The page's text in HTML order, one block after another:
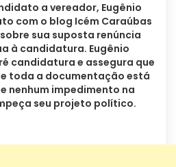
a vereador, Eugênio
com o blog Icém Caraúbas
sua suposta renúncia
à candidatura. Eugênio
candidatura e assegura que
toda a documentação está
nenhum impedimento na
seu projeto político.